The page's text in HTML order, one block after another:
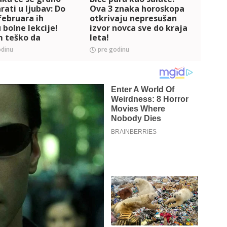
u ljubav: Do
ih
bolne lekcije!
teško da
istinu
Ova 3 znaka horoskopa
otkrivaju nepresušan
izvor novca sve do kraja
leta!
pre godinu